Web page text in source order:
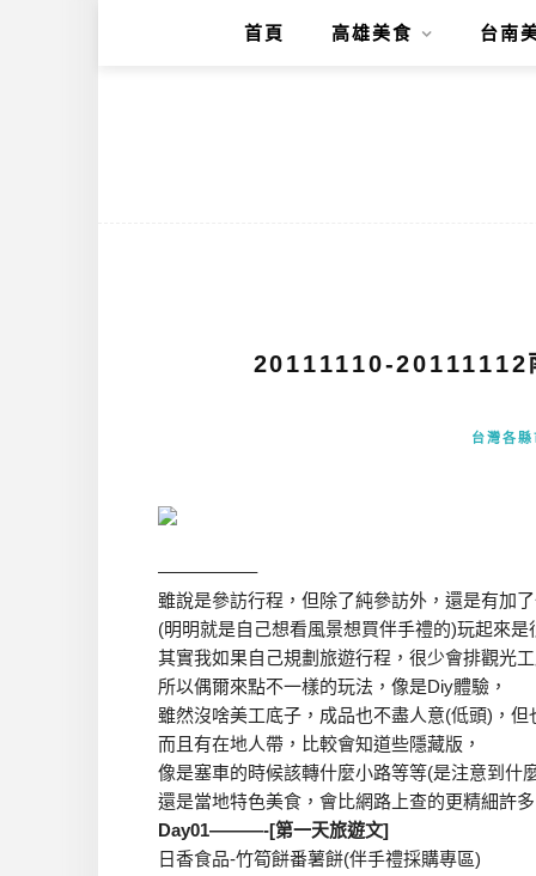
首頁 高雄美食 台南
20111110-20111112
台灣各
—————–
雖說是參訪行程，但除了純參訪外，還是有加
(明明就是自己想看風景想買伴手禮的)玩起來是
其實我如果自己規劃旅遊行程，很少會排觀光
所以偶爾來點不一樣的玩法，像是Diy體驗，
雖然沒啥美工底子，成品也不盡人意(低頭)，但
而且有在地人帶，比較會知道些隱藏版，
像是塞車的時候該轉什麼小路等等(是注意到什
還是當地特色美食，會比網路上查的更精細許
Day01———-[第一天旅遊文]
日香食品-竹筍餅番薯餅(伴手禮採購專區)